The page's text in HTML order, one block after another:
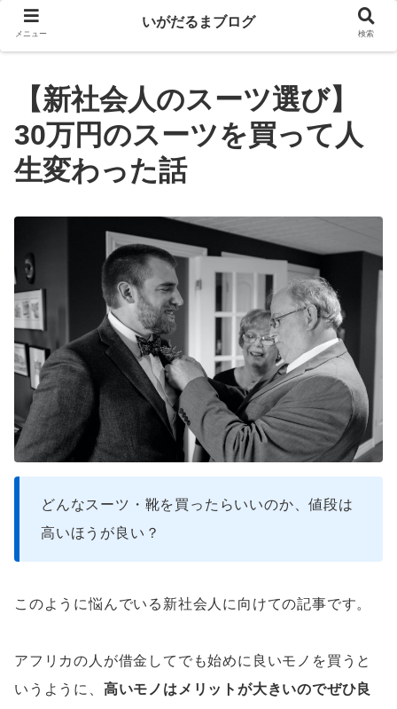
【新社会人のスーツ選び】
30万円のスーツを買って人
生変わった話
どんなスーツ・靴を買ったらいいのか、値段は
高いほうが良い？
このように悩んでいる新社会人に向けての記事です。
アフリカの人が借金してでも始めに良いモノを買うと
いうように、 高いモノはメリットが大きいのでぜひ良
メニュー
いがだるまブログ
検索